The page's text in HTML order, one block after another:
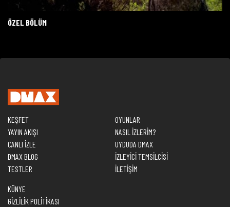
ÖZEL BÖLÜM
KEŞFET
YAYIN AKIŞI
CANLI İZLE
DMAX BLOG
TESTLER
OYUNLAR
NASIL İZLERİM?
UYDUDA DMAX
İZLEYİCİ TEMSİLCİSİ
İLETİŞİM
KÜNYE
GİZLİLİK POLİTİKASI